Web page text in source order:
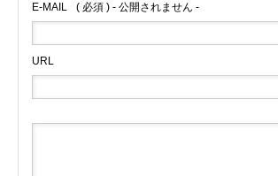
E-MAIL ( 必須 ) - 公開されません -
URL